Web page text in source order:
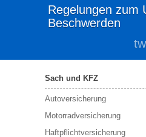
Regelungen zum
Beschwerden
Sach und KFZ
Autoversicherung
Motorradversicherung
Haftpflichtversicherung